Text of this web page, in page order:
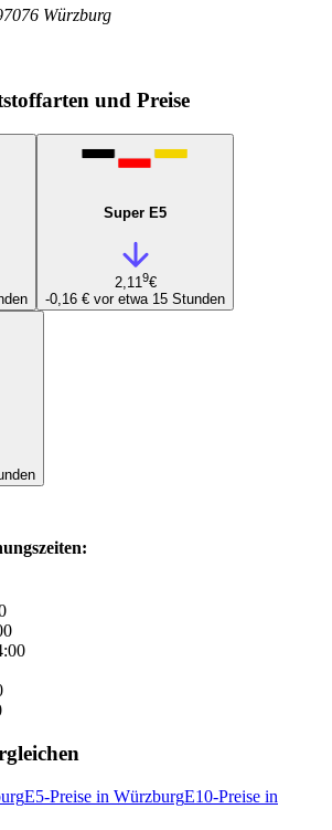
Würzburg
und Preise
Super E5
2,119€
-0,16 € vor etwa 15 Stunden
E5-Preise in WürzburgE10-Preise in